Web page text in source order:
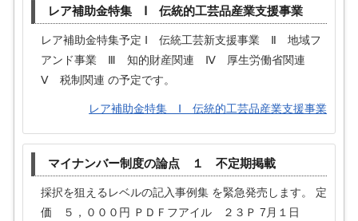
レア補助金特集 Ⅰ 伝統的工芸品産業支援事業
レア補助金特集予定 Ⅰ 伝統工芸新支援事業 Ⅱ 地域フ
アンド事業 Ⅲ 知的財産関連 Ⅳ 厚生労働省関連
Ⅴ 税制関連 の予定です。
レア補助金特集 Ⅰ 伝統的工芸品産業支援事業
マイナンバー制度の論点 １ 不定期掲載
採択を狙えるレベルの記入事例集 を緊急発売します。 定
価 ５，０００円 ＰＤＦフアイル ２３Ｐ 7月１日